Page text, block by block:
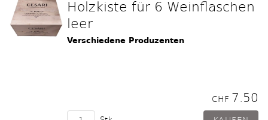
Holzkiste für 6 Weinflaschen
leer
Verschiedene Produzenten
CHF 7.50